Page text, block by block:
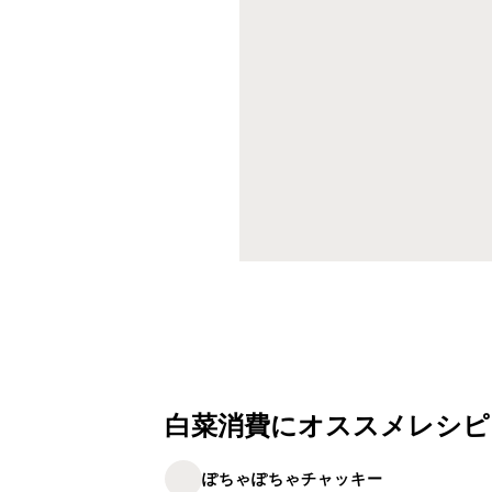
白菜消費にオススメレシピ
ぽちゃぽちゃチャッキー